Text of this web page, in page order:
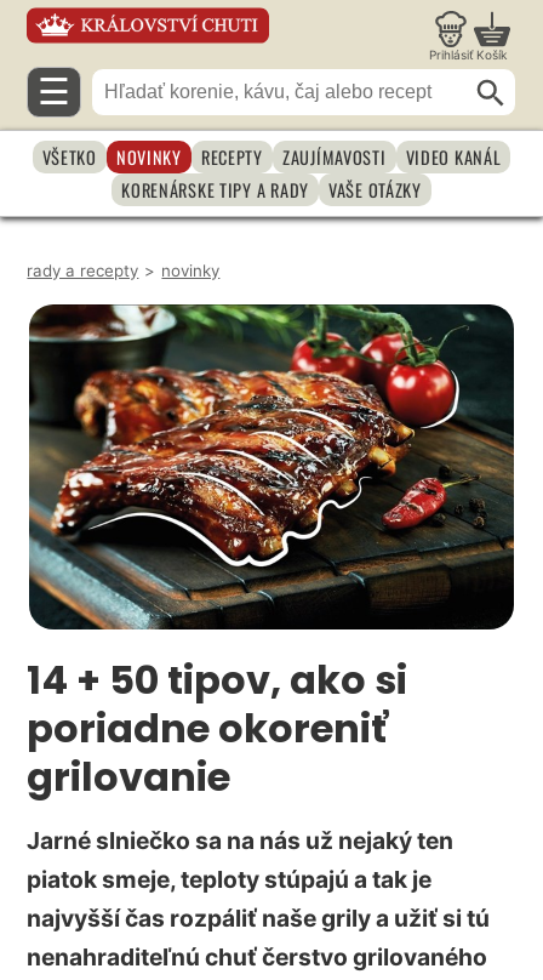
Prihlásiť Košík
☰
VŠETKO NOVINKY RECEPTY ZAUJÍMAVOSTI
VIDEO KANÁL
KORENÁRSKE TIPY A RADY
VAŠE OTÁZKY
rady a recepty > novinky
14 + 50 tipov, ako si
poriadne okoreniť
grilovanie
Jarné slniečko sa na nás už nejaký ten
piatok smeje, teploty stúpajú a tak je
najvyšší čas rozpáliť naše grily a užiť si tú
nenahraditeľnú chuť čerstvo grilovaného